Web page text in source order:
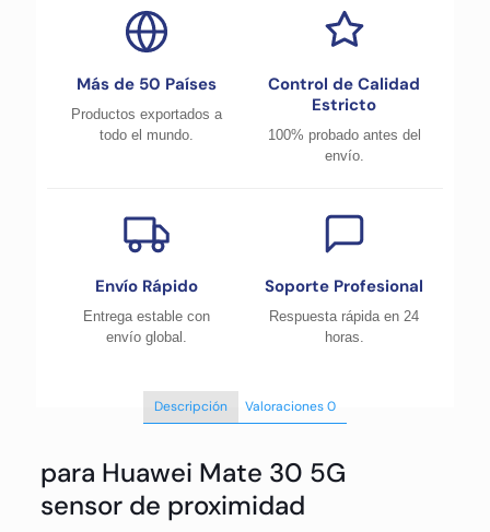
Más de 50 Países
Productos exportados a
todo el mundo.
Control de Calidad
Estricto
100% probado antes del
envío.
Envío Rápido
Entrega estable con
envío global.
Soporte Profesional
Respuesta rápida en 24
horas.
Descripción Valoraciones0
para Huawei Mate 30 5G
sensor de proximidad